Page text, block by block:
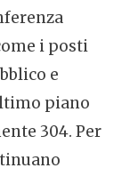
i posti
e
piano
304. Per